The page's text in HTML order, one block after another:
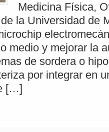
Medicina Física,
la Universidad de
medio y mejorar la
de sordera o
por integrar en
[…]